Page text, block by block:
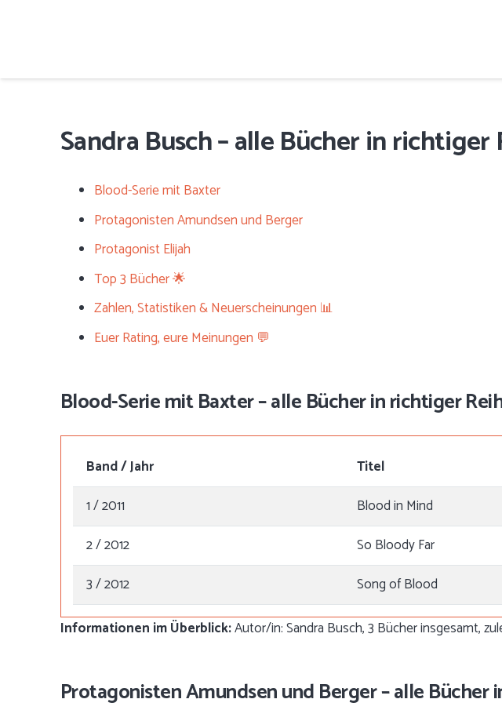
Sandra Busch – alle Bücher in richtiger
Blood-Serie mit Baxter
Protagonisten Amundsen und Berger
Protagonist Elijah
Top 3 Bücher 🌟
Zahlen, Statistiken & Neuerscheinungen 📊
Euer Rating, eure Meinungen 💬
Blood-Serie mit Baxter – alle Bücher in richtiger
Band / Jahr Titel
1 / 2011
Blood in Mind
2 / 2012
So Bloody Far
3 / 2012
Song of Blood
Informationen im Überblick:Autor/in: Sandra Busch, 3 Bücher insgesamt,
Protagonisten Amundsen und Berger – alle Bücher